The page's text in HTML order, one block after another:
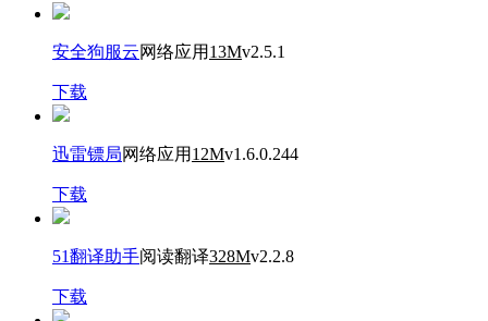
安全狗服云网络应用 13Mv2.5.1
下载
迅雷镖局网络应用 12Mv1.6.0.244
下载
51翻译助手阅读翻译328Mv2.2.8
下载